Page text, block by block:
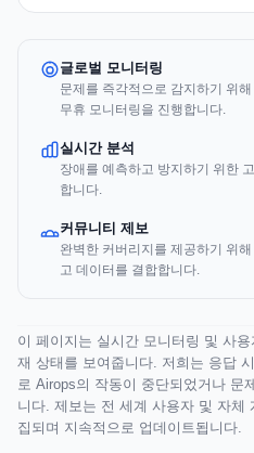
글로벌 모니터링
문제를 즉각적으로 감지하기 위
무휴 모니터링을 진행합니다.
실시간 분석
장애를 예측하고 방지하기 위한
합니다.
커뮤니티 제보
완벽한 커버리지를 제공하기 위
고 데이터를 결합합니다.
이 페이지는 실시간 모니터링 및 사
재 상태를 보여줍니다. 저희는 응답
로 Airops의 작동이 중단되었거나 문
니다. 제보는 전 세계 사용자 및 자체
집되며 지속적으로 업데이트됩니다.